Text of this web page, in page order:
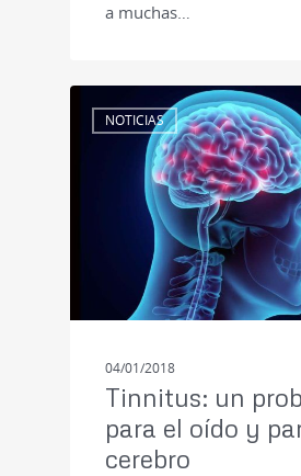
a muchas…
NOTICIAS
04/01/2018
Tinnitus: un
para el oído y
cerebro